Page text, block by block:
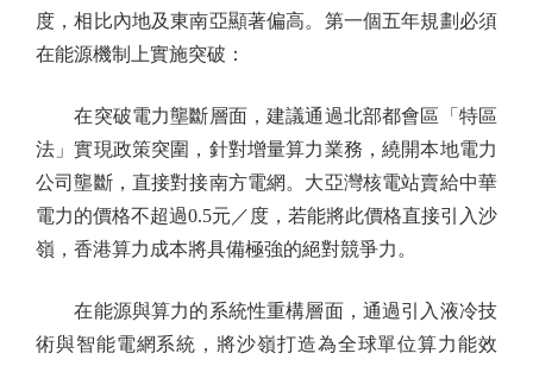
度，相比內地及東南亞顯著偏高。第一個五年規劃必須
在能源機制上實施突破：
在突破電力壟斷層面，建議通過北部都會區「特區
法」實現政策突圍，針對增量算力業務，繞開本地電力
公司壟斷，直接對接南方電網。大亞灣核電站賣給中華
電力的價格不超過0.5元／度，若能將此價格直接引入沙
嶺，香港算力成本將具備極強的絕對競爭力。
在能源與算力的系統性重構層面，通過引入液冷技
術與智能電網系統，將沙嶺打造為全球單位算力能效